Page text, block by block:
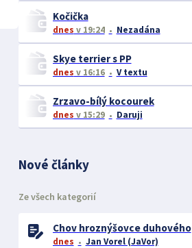
Kočička
dnes v 19:24 Nezadána
Skye terrier s PP
dnes v 16:16 V textu
Zrzavo-bílý kocourek
dnes v 15:29 Daruji
Nové články
Ze všech kategorií
Chov hroznýšovce duhového
dnes Jan Vorel (JaVor)